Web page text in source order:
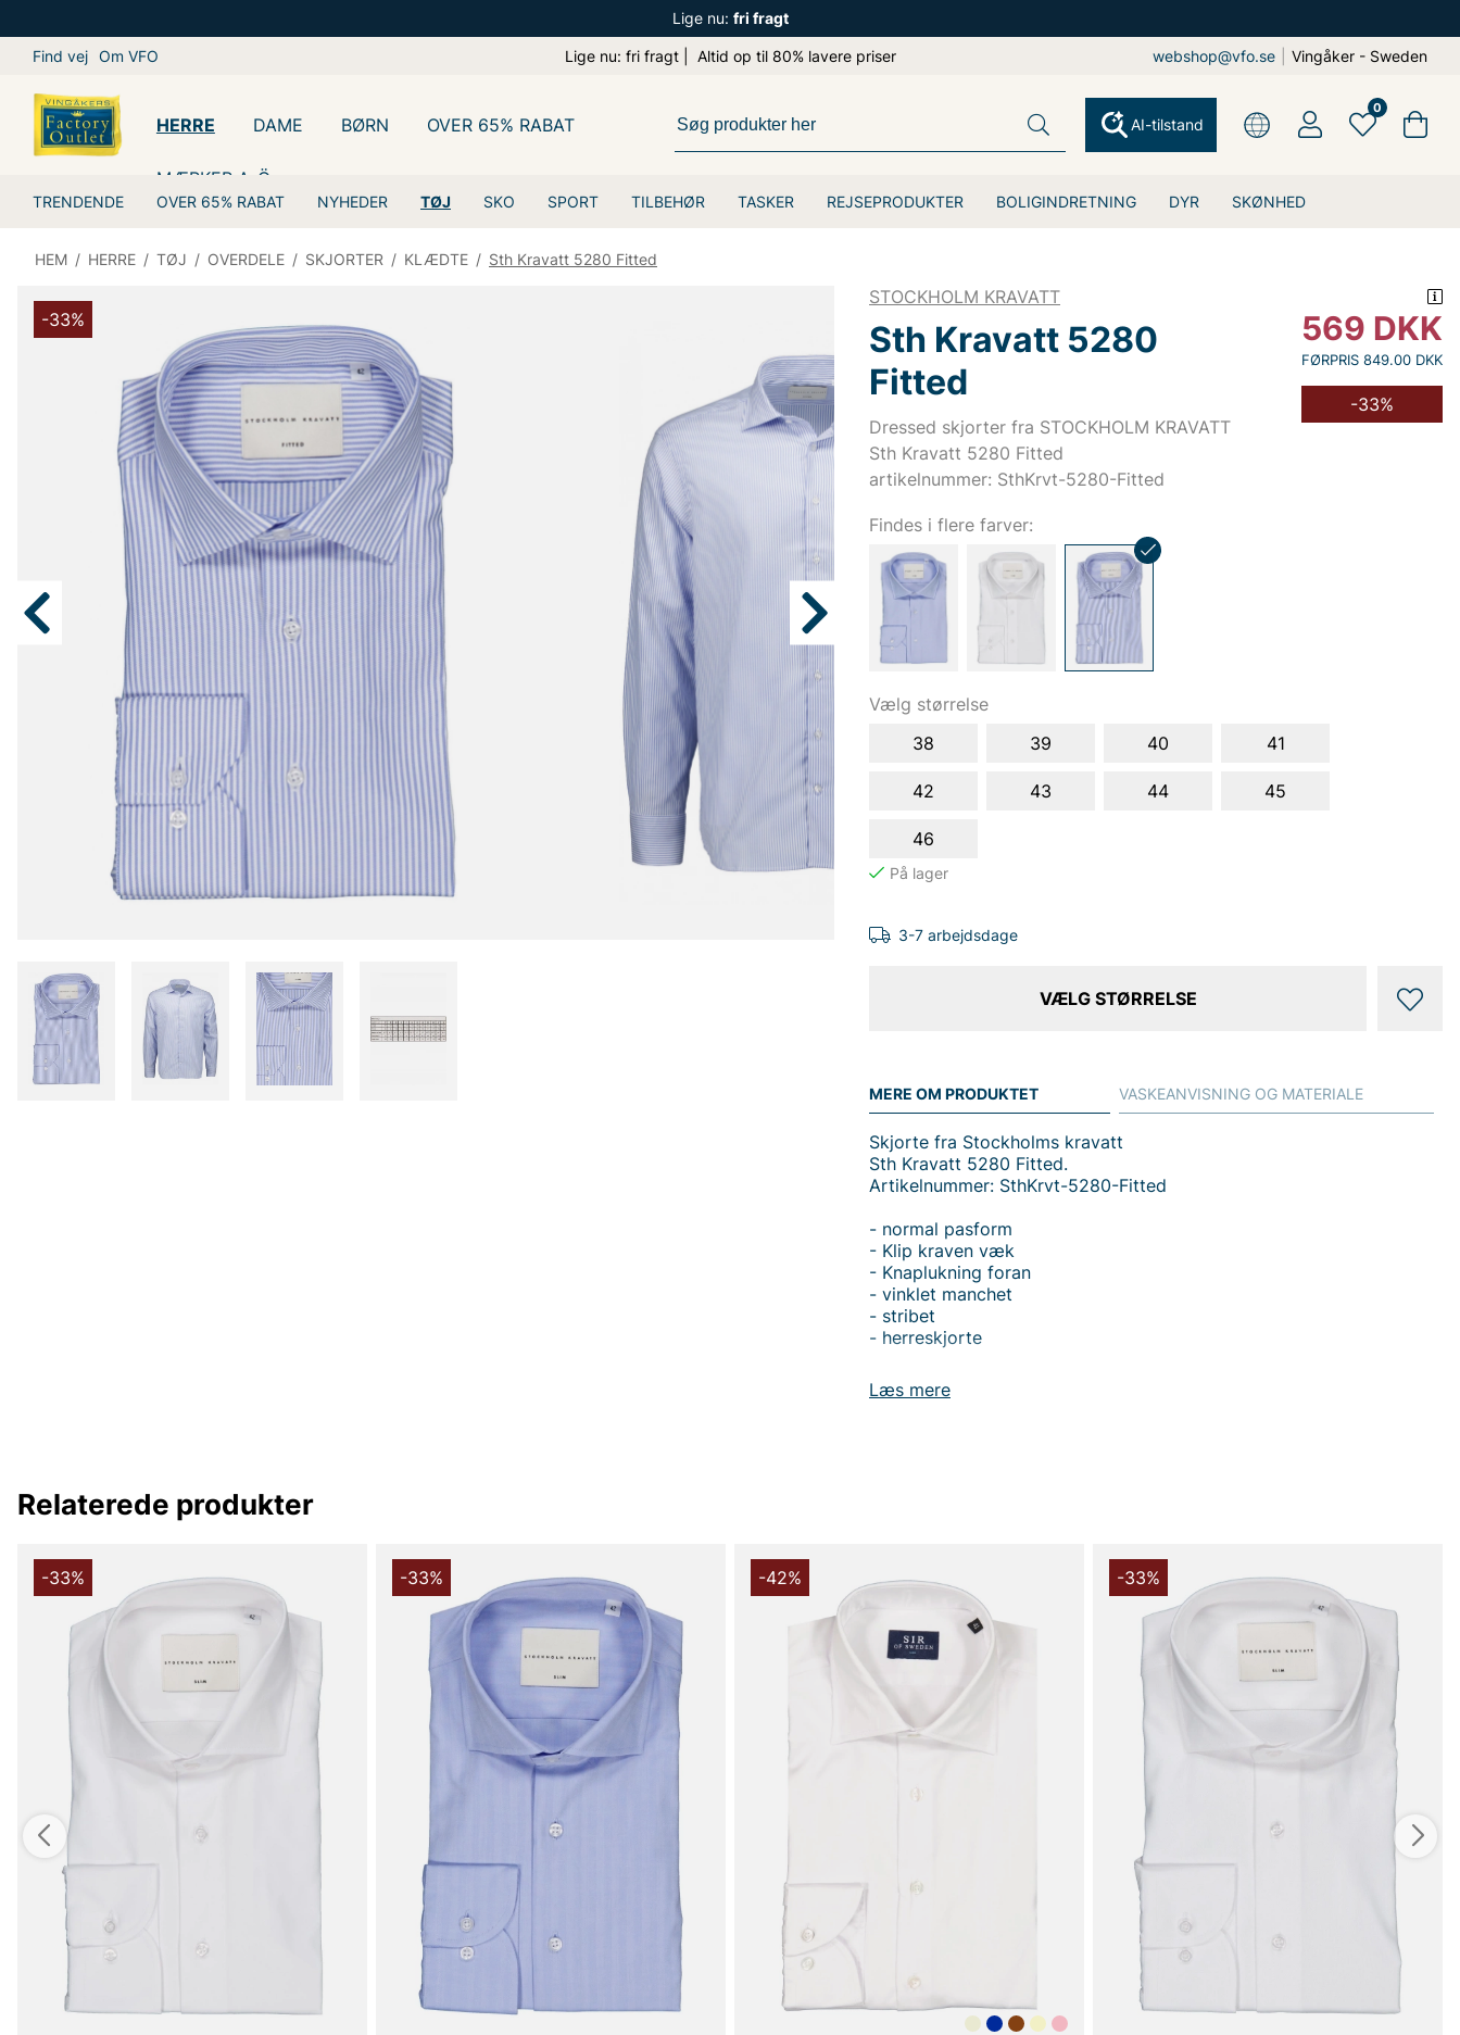
Lige nu: fri fragt
Find vej Om VFO Lige nu: fri fragt | Altid op til 80% lavere priser webshop@vfo.se Vingåker - Sweden
HERRE
TRENDENDE OVER 65% RABAT NYHEDER TØJ SKO SPORT TILBEHØR TASKER REJSEPRODUKTER BOLIGINDRETNING DYR SKØNHED
DAME BØRN OVER 65% RABAT
MÆRKER A-Ö
AI-tilstand
0
HEM / HERRE / TØJ / OVERDELE / SKJORTER / KLÆDTE / Sth Kravatt 5280 Fitted
-33%
STOCKHOLM KRAVATT
Sth Kravatt 5280
Fitted
Dressed skjorter fra STOCKHOLM KRAVATT
Sth Kravatt 5280 Fitted
artikelnummer: SthKrvt-5280-Fitted
569 DKK
FØRPRIS 849.00 DKK
-33%
Findes i flere farver:
Vælg størrelse
38
39 40 41
42 43 44 45
46
3-7 arbejdsdage
VÆLG STØRRELSE
MERE OM PRODUKTET
Læs mere
Skjorte fra Stockholms kravatt
Sth Kravatt 5280 Fitted.
Artikelnummer: SthKrvt-5280-Fitted
- normal pasform
- Klip kraven væk
- Knaplukning foran
- vinklet manchet
- stribet
- herreskjorte
VASKEANVISNING OG MATERIALE
Relaterede produkter
-33% -33% -42% -33%